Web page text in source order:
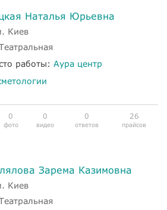
Наталья Юрьевна
Киев
работы: Аура центр
0
фото
0
видео
0
ответов
26
прайсов
Зарема Казимовна
Киев